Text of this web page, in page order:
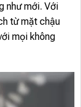
như mới. Với
từ mặt chậu
mọi không